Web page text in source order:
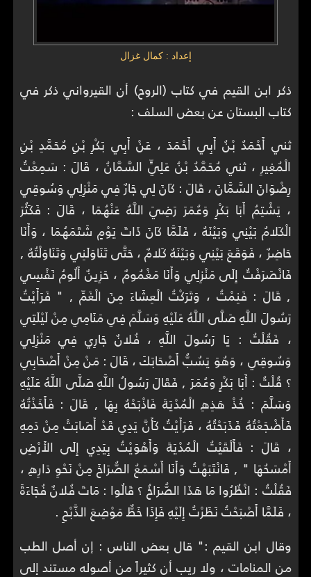
إعداد : كمال غزال
ذكر ابن القيم في كتاب (الروح) أن القيرواني ذكر في
كتاب البستان عن بعض السلف :
ثني أَحْمَدُ بْنُ أَبِي أَحْمَدَ ، عَنْ أَبِي بَكْرِ بْنِ مُحَمَّدِ بْنِ
الْمُغِيرِ ، ثني مُحَمَّدُ بْنُ عَلِيٍّ السَّمَّانُ ، قَالَ : سَمِعْتُ
رِضْوَانَ السَّمَّانَ ، قَالَ : كَانَ لِي جَارٌ فِي مَنْزِلِي وَسُوقِي
، يَشْتِمُ أَبَا بَكْرٍ وَعُمَرَ رَضِيَ اللَّهُ عَنْهُمَا ، قَالَ : فَكَثُرَ
الْكَلامُ بَيْنِي وَبَيْنَهُ ، فَلَمَّا كَانَ ذَاتَ يَوْمٍ شَتَمَهُمَا ، وَأَنَا
حَاضِرٌ ، فَوَقَعَ بَيْنِي وَبَيْنَهُ كَلامٌ ، حَتَّى تَنَاوَلَنِي وَتَنَاوَلْتُهُ ,
فَانْصَرَفْتُ إِلَى مَنْزِلِي وَأَنَا مَغْمُومٌ ، حَزِينٌ أَلُومُ نَفْسِي
, قَالَ : فَنِمْتُ ، وَتَرَكْتُ الْعِشَاءَ مِنَ الْغَمِّ , " فَرَأَيْتُ
رَسُولَ اللَّهِ صَلَّى اللَّهُ عَلَيْهِ وَسَلَّمَ فِي مَنَامِي مِنْ لَيْلَتِي
، فَقُلْتُ : يَا رَسُولَ اللَّهِ ، فُلانٌ جَارِي فِي مَنْزِلِي
وَسُوقِي ، وَهُوَ يَسُبُّ أَصْحَابَكَ ، قَالَ : مَنْ مِنْ أَصْحَابِي
؟ قُلْتُ : أَبَا بَكْرٍ وَعُمَرَ , فَقَالَ رَسُولُ اللَّهِ صَلَّى اللَّهُ عَلَيْهِ
وَسَلَّمَ : خُذْ هَذِهِ الْمُدْيَةَ فَاذْبَحْهُ بِهَا , قَالَ : فَأَخَذْتُهُ
فَأَضْجَعْتُهُ فَذَبَحْتُهُ ، فَرَأَيْتُ كَأَنَّ يَدِي قَدْ أَصَابَتْ مِنْ دَمِهِ
، قَالَ : فَأَلْقَيْتُ الْمُدْيَةَ وَأَهْوَيْتُ بِيَدِي إِلَى الأَرْضِ
أَمْسَحُهَا " , فَانْتَبَهْتُ وَأَنَا أَسْمَعُ الصُّرَاخَ مِنْ نَحْوِ دَارِهِ ،
فَقُلْتُ : انْظُرُوا مَا هَذَا الصُّرَاخُ ؟ قَالُوا : مَاتَ فُلانٌ فُجَاءَةً
، فَلَمَّا أَصْبَحْتُ نَظَرْتُ إِلَيْهِ فَإِذَا خَطٌّ مَوْضِعَ الذَّبْحِ .
وقال ابن القيم :" قال بعض الناس : إن أصل الطب
من المنامات ، ولا ريب أن كثيراً من أصوله مستند إلى